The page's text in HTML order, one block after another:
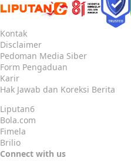
Kontak
Disclaimer
Pedoman Media Siber
Form Pengaduan
Karir
Hak Jawab dan Koreksi Berita
Liputan6
Bola.com
Fimela
Brilio
Connect with us